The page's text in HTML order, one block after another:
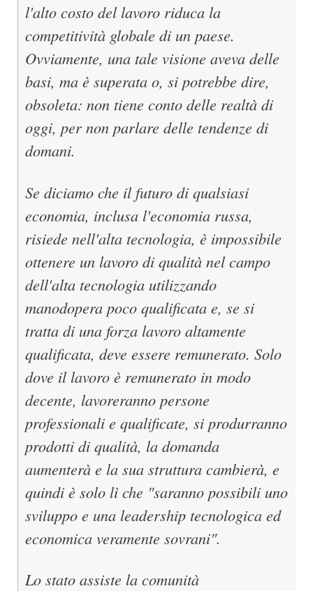
l'alto costo del lavoro riduca la
competitività globale di un paese.
Ovviamente, una tale visione aveva delle
basi, ma è superata o, si potrebbe dire,
obsoleta: non tiene conto delle realtà di
oggi, per non parlare delle tendenze di
domani.
Se diciamo che il futuro di qualsiasi
economia, inclusa l'economia russa,
risiede nell'alta tecnologia, è impossibile
ottenere un lavoro di qualità nel campo
dell'alta tecnologia utilizzando
manodopera poco qualificata e, se si
tratta di una forza lavoro altamente
qualificata, deve essere remunerato. Solo
dove il lavoro è remunerato in modo
decente, lavoreranno persone
professionali e qualificate, si produrranno
prodotti di qualità, la domanda
aumenterà e la sua struttura cambierà, e
quindi è solo lì che "saranno possibili uno
sviluppo e una leadership tecnologica ed
economica veramente sovrani".
Lo stato assiste la comunità